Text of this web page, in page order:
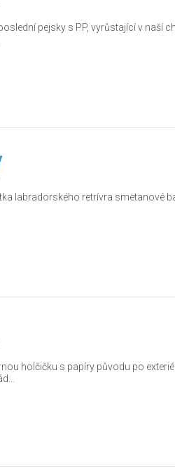
pejsky s PP, vyrůstající v naší
labradorského retrívra smetanové
holčičku s papíry původu po